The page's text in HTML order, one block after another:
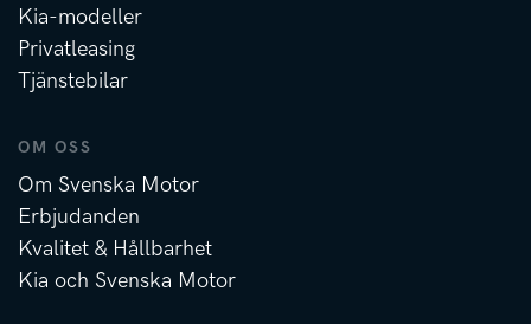
Kia-modeller
Privatleasing
Tjänstebilar
OM OSS
Om Svenska Motor
Erbjudanden
Kvalitet & Hållbarhet
Kia och Svenska Motor